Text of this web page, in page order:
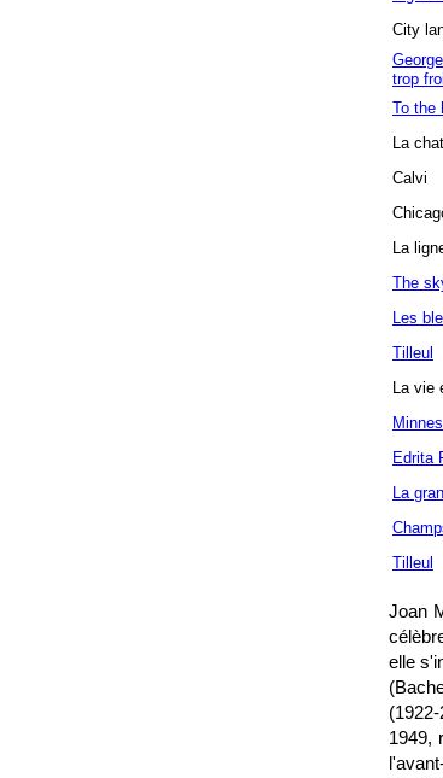
City
trop
To the
La
Calvi
La
The
Les
Tilleul
La vie
Edrita
La
Tilleul
Joan
elle
1949,